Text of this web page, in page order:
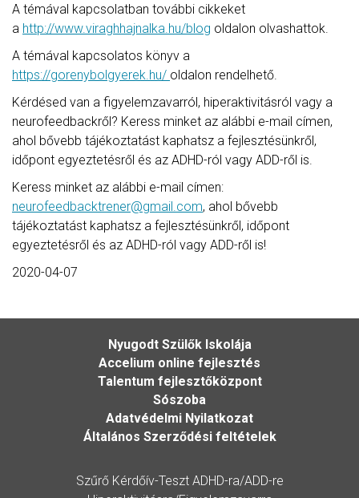
A témával kapcsolatban további cikkeket
a http://www.viraghhajnalka.hu/blog oldalon olvashattok.
A témával kapcsolatos könyv a
https://gorenybolgyerek.hu/ oldalon rendelhető.
Kérdésed van a figyelemzavarról, hiperaktivitásról vagy a
neurofeedbackről? Keress minket az alábbi e-mail címen,
ahol bővebb tájékoztatást kaphatsz a fejlesztésünkről,
időpont egyeztetésről és az ADHD-ról vagy ADD-ről is.
Keress minket az alábbi e-mail címen:
neurofeedbacktrener@gmail.com, ahol bővebb
tájékoztatást kaphatsz a fejlesztésünkről, időpont
egyeztetésről és az ADHD-ról vagy ADD-ről is!
2020-04-07
Nyugodt Szülők Iskolája
Accelium online fejlesztés
Talentum fejlesztőközpont
Sószoba
Adatvédelmi Nyilatkozat
Általános Szerződési feltételek
Szűrő Kérdőív-Teszt ADHD-ra/ADD-re